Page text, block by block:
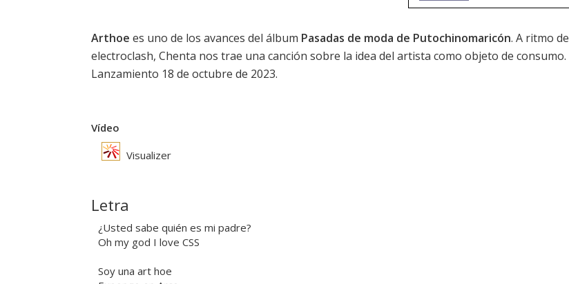
Arthoe es uno de los avances del álbum Pasadas de moda de Putochinomaricón. A ritmo de
electroclash, Chenta nos trae una canción sobre la idea del artista como objeto de consumo.
Lanzamiento 18 de octubre de 2023.
Vídeo
Visualizer
Letra
¿Usted sabe quién es mi padre?
Oh my god I love CSS
Soy una art hoe